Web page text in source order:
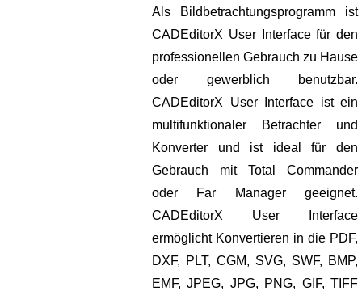
Als Bildbetrachtungsprogramm ist
CADEditorX User Interface für den
professionellen Gebrauch zu Hause
oder gewerblich benutzbar.
CADEditorX User Interface ist ein
multifunktionaler Betrachter und
Konverter und ist ideal für den
Gebrauch mit Total Commander
oder Far Manager geeignet.
CADEditorX User Interface
ermöglicht Konvertieren in die PDF,
DXF, PLT, CGM, SVG, SWF, BMP,
EMF, JPEG, JPG, PNG, GIF, TIFF